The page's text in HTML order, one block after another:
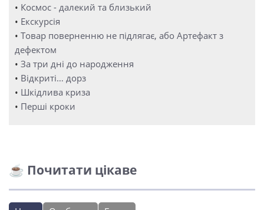
• Космос - далекий та близький
• Екскурсія
• Товар поверненню не підлягає, або Артефакт з
дефектом
• За три дні до народження
• Відкриті… дорз
• Шкідлива криза
• Перші кроки
☕ Почитати цікаве